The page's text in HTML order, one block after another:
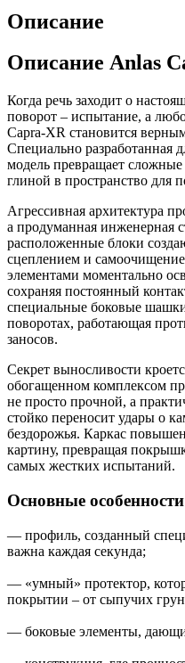
Описание
Описание Anlas
Когда речь заходит о
поворот – испытание, а
Capra-XR становится
Специально разработанная
модель превращает
глиной в пространство для
Агрессивная архитектура
а продуманная инженерная
расположенные блоки
сцеплением и
элементами моментально
сохраняя постоянный
специальные боковые
поворотах, работающая
заносов.
Секрет выносливости
обогащенном комплексом
не просто прочной, а
стойко переносит удары о
бездорожья. Каркас
картину, превращая
самых жестких испытаний.
Основные
— профиль, созданный
важна каждая секунда;
— «умный» протектор,
покрытии – от сыпучих
— боковые элементы,